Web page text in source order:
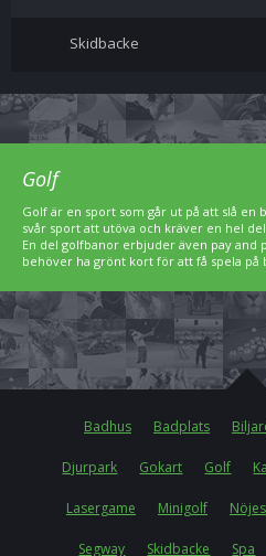
Skidbacke
Golf
Golf är en sport som går ut på att slå en
svår sport att utöva och kräver en hel
En del golfbanor erbjuder även pay and
behöver ha grönt kort för att få spela på
Badhus Badplats
Djurpark Gokart Golf
Lasergame Minigolf
Segway Skidbacke Spa